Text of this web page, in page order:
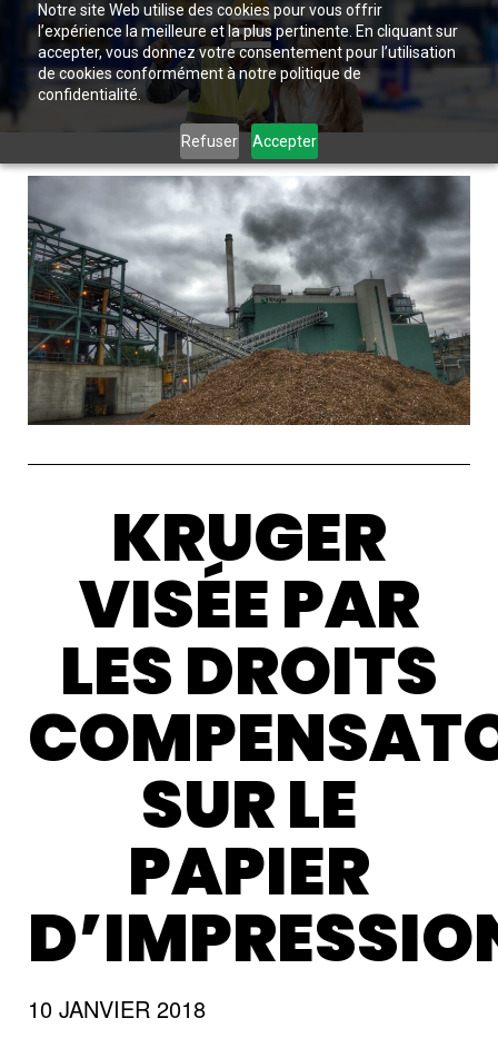
Notre site Web utilise des cookies pour vous offrir
l’expérience la meilleure et la plus pertinente. En cliquant sur
accepter, vous donnez votre consentement pour l’utilisation
de cookies conformément à notre politique de
confidentialité.
Refuser Accepter
KRUGER
VISÉE PAR
LES DROITS
SUR LE
PAPIER
10 JANVIER 2018